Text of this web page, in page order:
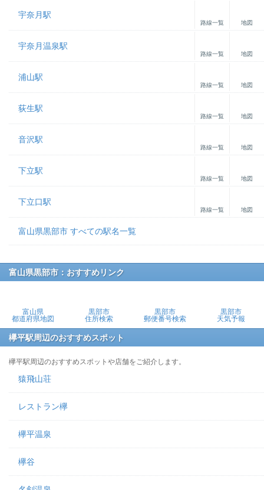
宇奈月駅
路線一覧 地図
宇奈月温泉駅
路線一覧 地図
浦山駅
路線一覧 地図
荻生駅
路線一覧 地図
音沢駅
路線一覧 地図
下立駅
路線一覧 地図
下立口駅
路線一覧 地図
富山県黒部市 すべての駅名一覧
富山県黒部市：おすすめリンク
富山県
都道府県地図
黒部市
住所検索
黒部市
郵便番号検索
黒部市
天気予報
欅平駅周辺のおすすめスポット
欅平駅周辺のおすすめスポットや店舗をご紹介します。
猿飛山荘
レストラン欅
欅平温泉
欅谷